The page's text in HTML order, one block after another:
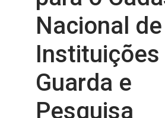
Nacional de
Instituições
Guarda e
Pesquisa